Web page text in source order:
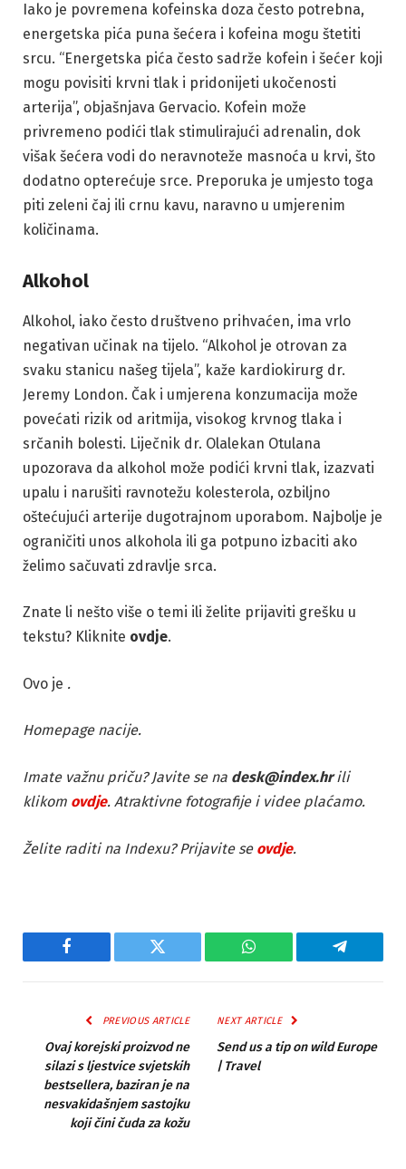
Iako je povremena kofeinska doza često potrebna,
energetska pića puna šećera i kofeina mogu štetiti
srcu. “Energetska pića često sadrže kofein i šećer koji
mogu povisiti krvni tlak i pridonijeti ukočenosti
arterija”, objašnjava Gervacio. Kofein može
privremeno podići tlak stimulirajući adrenalin, dok
višak šećera vodi do neravnoteže masnoća u krvi, što
dodatno opterećuje srce. Preporuka je umjesto toga
piti zeleni čaj ili crnu kavu, naravno u umjerenim
količinama.
Alkohol
Alkohol, iako često društveno prihvaćen, ima vrlo
negativan učinak na tijelo. “Alkohol je otrovan za
svaku stanicu našeg tijela”, kaže kardiokirurg dr.
Jeremy London. Čak i umjerena konzumacija može
povećati rizik od aritmija, visokog krvnog tlaka i
srčanih bolesti. Liječnik dr. Olalekan Otulana
upozorava da alkohol može podići krvni tlak, izazvati
upalu i narušiti ravnotežu kolesterola, ozbiljno
oštećujući arterije dugotrajnom uporabom. Najbolje je
ograničiti unos alkohola ili ga potpuno izbaciti ako
želimo sačuvati zdravlje srca.
Znate li nešto više o temi ili želite prijaviti grešku u
tekstu? Kliknite ovdje.
Ovo je .
Homepage nacije.
Imate važnu priču? Javite se na desk@index.hrili
klikom ovdje. Atraktivne fotografije i videe plaćamo.
Želite raditi na Indexu? Prijavite se ovdje.
Facebook Twitter WhatsApp Telegram
PREVIOUS ARTICLE
Ovaj korejski proizvod ne
silazi s ljestvice svjetskih
bestsellera, baziran je na
nesvakidašnjem sastojku
koji čini čuda za kožu
NEXT ARTICLE
Send us a tip on wild Europe
| Travel